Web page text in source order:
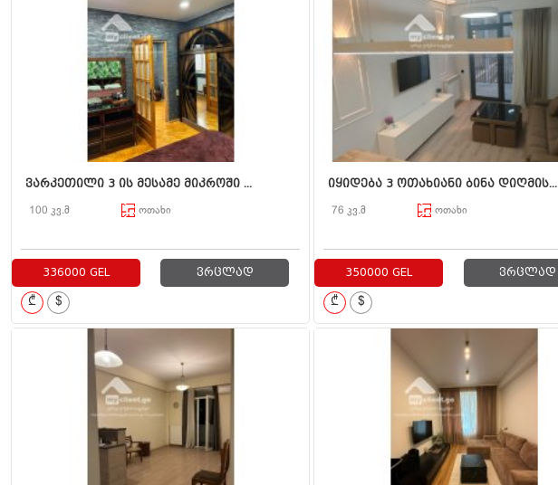
ვარკეთილი 3 ის მესამე მიკროში ...
100 კვ.მ ოთახი
336000 GEL ვრცლად
₾ $
იყიდება 3 ოთახიანი ბინა დიღმის...
76 კვ.მ ოთახი
350000 GEL ვრცლად
₾ $